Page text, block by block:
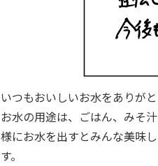
いつもおいしいお水をありがと
お水の用途は、ごはん、みそ
様にお水を出すとみんな美味
す。